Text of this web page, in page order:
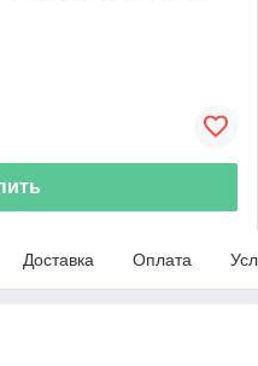
Доставка Оплата